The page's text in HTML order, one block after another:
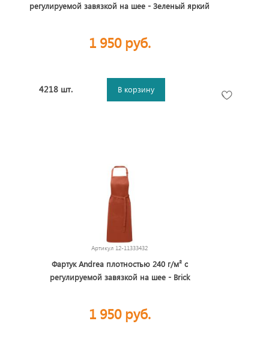
регулируемой завязкой на шее - Зеленый яркий
1 950 руб.
4218 шт. В корзину
Артикул 12-11333432
Фартук Andrea плотностью 240 г/м² с
регулируемой завязкой на шее - Brick
1 950 руб.